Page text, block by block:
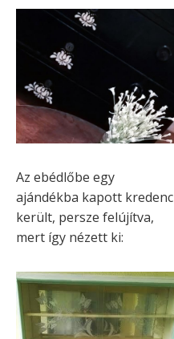
Az ebédlőbe egy
ajándékba kapott kredenc
került, persze felújítva,
mert így nézett ki: